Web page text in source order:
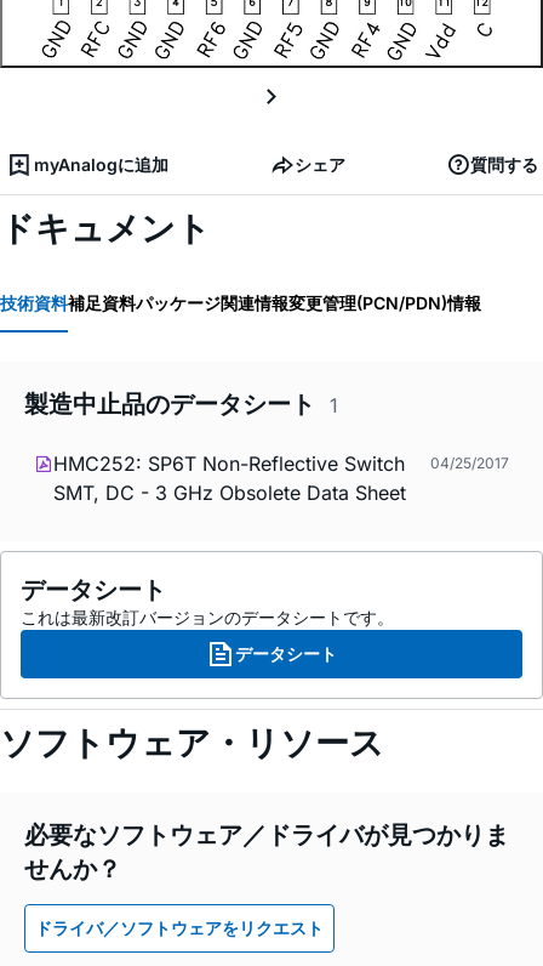
myAnalogに追加 シェア 質問する
ドキュメント
技術資料補足資料パッケージ関連情報変更管理(PCN/PDN)情報
製造中止品のデータシート 1
HMC252: SP6T Non-Reflective Switch
SMT, DC - 3 GHz Obsolete Data Sheet
04/25/2017
データシート
これは最新改訂バージョンのデータシートです。
データシート
ソフトウェア・リソース
必要なソフトウェア／ドライバが見つかりま
せんか？
ドライバ／ソフトウェアをリクエスト